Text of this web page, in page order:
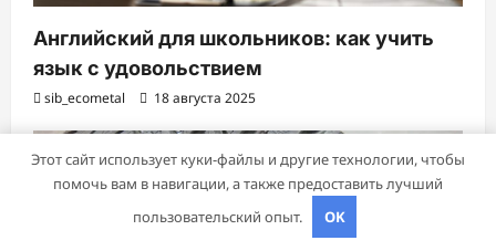
Английский для школьников: как учить
язык с удовольствием
sib_ecometal 18 августа 2025
Этот сайт использует куки-файлы и другие технологии, чтобы
помочь вам в навигации, а также предоставить лучший
пользовательский опыт.
OK